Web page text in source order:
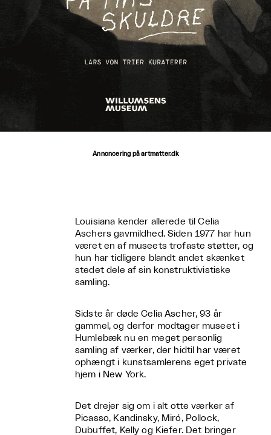
Annoncering på artmatter.dk
Louisiana kender allerede til Celia
Aschers gavmildhed. Siden 1977 har hun
været en af museets trofaste støtter, og
hun har tidligere blandt andet skænket
stedet dele af sin konstruktivistiske
samling.
Sidste år døde Celia Ascher, 93 år
gammel, og derfor modtager museet i
Humlebæk nu en meget personlig
samling af værker, der hidtil har været
ophængt i kunstsamlerens eget private
hjem i New York.
Det drejer sig om i alt otte værker af
Picasso, Kandinsky, Miró, Pollock,
Dubuffet, Kelly og Kiefer. Det bringer